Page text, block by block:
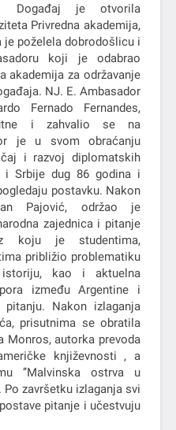
Događaj je otvorila
Privredna akademija,
je poželela dobrodošlicu i
koji je odabrao
akademija za održavanje
NJ. E. Ambasador
Fernado Fernandes,
i zahvalio se na
je u svom obraćanju
i razvoj diplomatskih
i Srbije dug 86 godina i
postavku. Nakon
Pajović, održao je
zajednica i pitanje
koju je studentima,
približio problematiku
kao i aktuelna
između Argentine i
Nakon izlaganja
prisutnima se obratila
Monros, autorka prevoda
književnosti , a
’’Malvinska ostrva u
Po završetku izlaganja svi
pitanje i učestvuju